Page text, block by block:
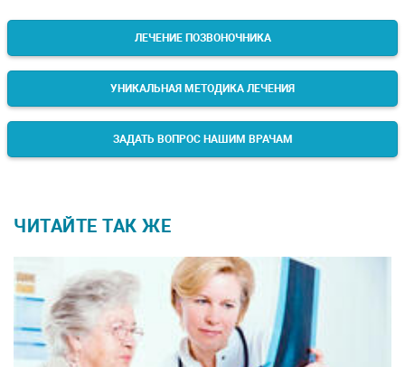
ЛЕЧЕНИЕ ПОЗВОНОЧНИКА
УНИКАЛЬНАЯ МЕТОДИКА ЛЕЧЕНИЯ
ЗАДАТЬ ВОПРОС НАШИМ ВРАЧАМ
ЧИТАЙТЕ ТАК ЖЕ